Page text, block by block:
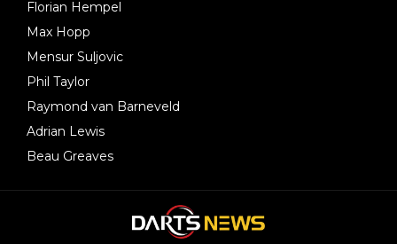
Florian Hempel
Max Hopp
Mensur Suljovic
Phil Taylor
Raymond van Barneveld
Adrian Lewis
Beau Greaves